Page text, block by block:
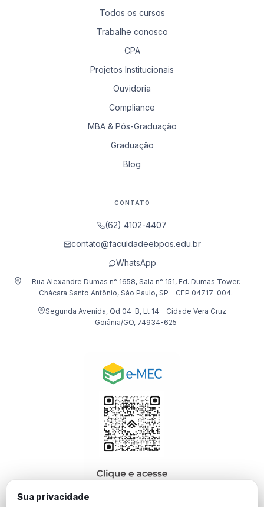
Todos os cursos
Trabalhe conosco
CPA
Projetos Institucionais
Ouvidoria
Compliance
MBA & Pós-Graduação
Graduação
Blog
CONTATO
(62) 4102-4407
contato@faculdadeebpos.edu.br
WhatsApp
Rua Alexandre Dumas n° 1658, Sala n° 151, Ed. Dumas Tower.
Chácara Santo Antônio, São Paulo, SP - CEP 04717-004.
Segunda Avenida, Qd 04-B, Lt 14 – Cidade Vera Cruz
Goiânia/GO, 74934-625
Sua privacidade